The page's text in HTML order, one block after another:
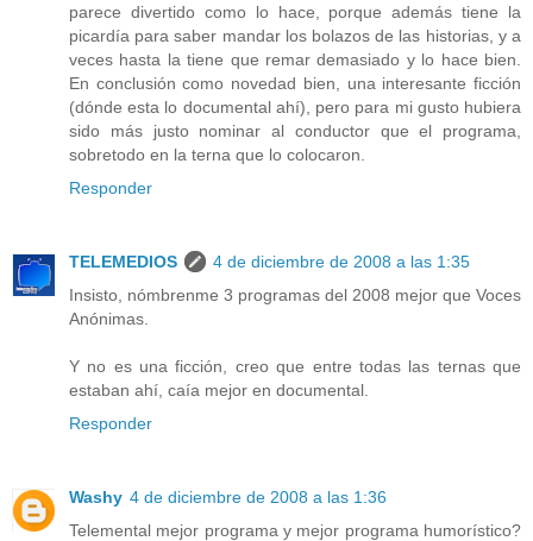
parece divertido como lo hace, porque además tiene la
picardía para saber mandar los bolazos de las historias, y a
veces hasta la tiene que remar demasiado y lo hace bien.
En conclusión como novedad bien, una interesante ficción
(dónde esta lo documental ahí), pero para mi gusto hubiera
sido más justo nominar al conductor que el programa,
sobretodo en la terna que lo colocaron.
Responder
TELEMEDIOS
4 de diciembre de 2008 a las 1:35
Insisto, nómbrenme 3 programas del 2008 mejor que Voces
Anónimas.
Y no es una ficción, creo que entre todas las ternas que
estaban ahí, caía mejor en documental.
Responder
Washy 4 de diciembre de 2008 a las 1:36
Telemental mejor programa y mejor programa humorístico?